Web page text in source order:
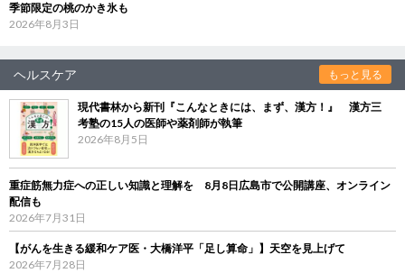
季節限定の桃のかき氷も
2026年8月3日
ヘルスケア もっと見る
現代書林から新刊『こんなときには、まず、漢方！』 漢方三
考塾の15人の医師や薬剤師が執筆
2026年8月5日
重症筋無力症への正しい知識と理解を 8月8日広島市で公開講座、オンライン
配信も
2026年7月31日
【がんを生きる緩和ケア医・大橋洋平「足し算命」】天空を見上げて
2026年7月28日